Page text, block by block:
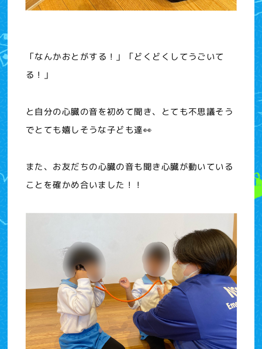
「なんかおとがする！」「どくどくしてうごいて
る！」
と自分の心臓の音を初めて聞き、とても不思議そう
でとても嬉しそうな子ども達👀
また、お友だちの心臓の音も聞き心臓が動いている
ことを確かめ合いました！！